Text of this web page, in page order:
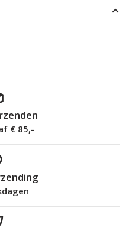
€ 85,-